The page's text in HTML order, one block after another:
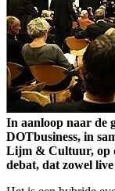
In aanloop naar de
DOTbusiness, in
Lijm & Cultuur, op
debat, dat zowel